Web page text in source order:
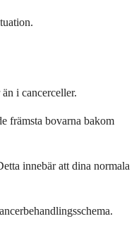
i cancerceller.
främsta bovarna bakom
innebär att dina normala